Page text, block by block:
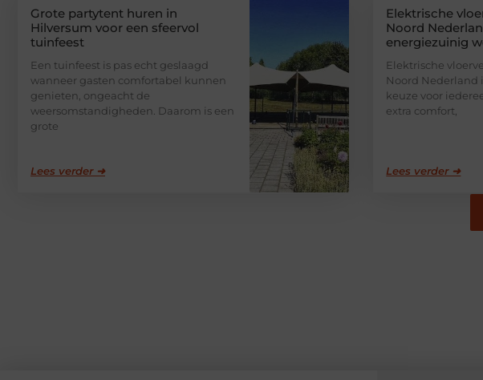
Grote partytent huren in
Hilversum voor een sfeervol
tuinfeest
Een tuinfeest is pas echt geslaagd
wanneer gasten comfortabel kunnen
genieten, ongeacht de
weersomstandigheden. Daarom is een
grote
Lees verder ➜
Elektrische
Noord
energiezuinig
Elektrische
Noord Nederland
keuze voor
extra comfort,
Lees verder ➜